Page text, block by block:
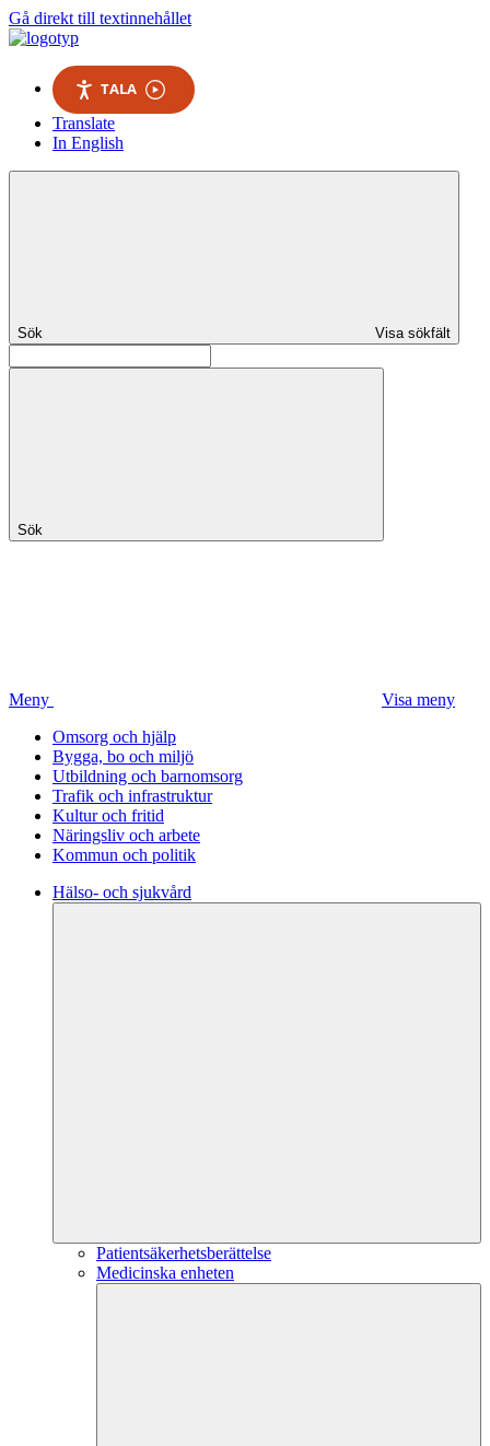
Gå direkt till textinnehållet
TALA
Translate
In English
Sök Visa sökfält
Sök
Meny
Visa meny
Omsorg och hjälp
Bygga, bo och miljö
Utbildning och barnomsorg
Trafik och infrastruktur
Kultur och fritid
Näringsliv och arbete
Kommun och politik
Hälso- och sjukvård
Patientsäkerhetsberättelse
Medicinska enheten